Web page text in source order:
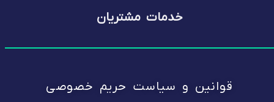
خدمات مشتریان
قوانین و سیاست حریم خصوصی